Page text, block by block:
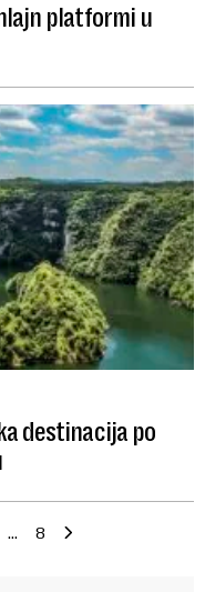
platformi u
destinacija po
… 8